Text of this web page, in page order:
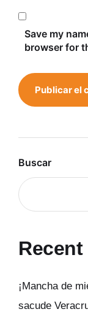
Save my
browser for
Buscar
¡Mancha de
sacude